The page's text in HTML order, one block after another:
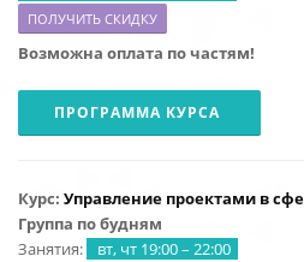
ПОЛУЧИТЬ СКИДКУ
Возможна оплата по частям!
ПРОГРАММА КУРСА
Курс: Управление проектами в
Группа по будням
Занятия:
вт, чт 19:00 – 22:00